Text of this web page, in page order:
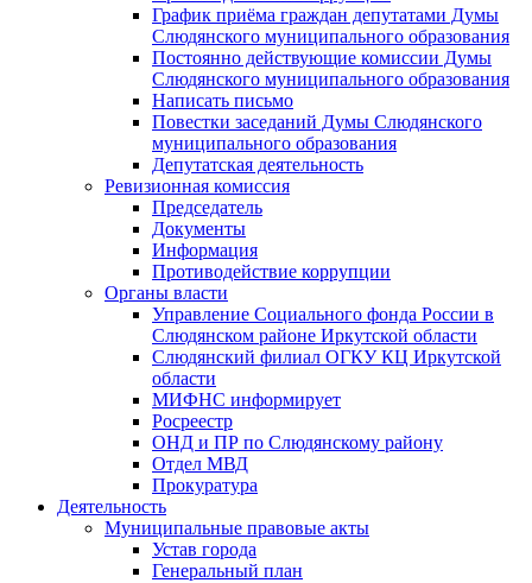
График приёма граждан депутатами Думы
Слюдянского муниципального образования
Постоянно действующие комиссии Думы
Слюдянского муниципального образования
Написать письмо
Повестки заседаний Думы Слюдянского
муниципального образования
Депутатская деятельность
Ревизионная комиссия
Председатель
Документы
Информация
Противодействие коррупции
Органы власти
Управление Социального фонда России в
Слюдянском районе Иркутской области
Слюдянский филиал ОГКУ КЦ Иркутской
области
МИФНС информирует
Росреестр
ОНД и ПР по Слюдянскому району
Отдел МВД
Прокуратура
Деятельность
Муниципальные правовые акты
Устав города
Генеральный план